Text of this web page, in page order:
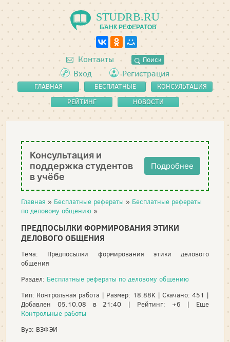
STUDRB.RU
БАНК РЕФЕРАТОВ
Контакты Поиск
Вход Регистрация
ГЛАВНАЯ
БЕСПЛАТНЫЕ
РЕФЕРАТЫ
КОНСУЛЬТАЦИЯ
РЕЙТИНГ
НОВОСТИ
Консультация и
поддержка студентов
в учёбе
Подробнее
Главная » Бесплатные рефераты » Бесплатные рефераты
по деловому общению »
ПРЕДПОСЫЛКИ ФОРМИРОВАНИЯ ЭТИКИ
ДЕЛОВОГО ОБЩЕНИЯ
Тема: Предпосылки формирования этики делового
общения
Раздел: Бесплатные рефераты по деловому общению
Тип: Контрольная работа | Размер: 18.88K | Скачано: 451 |
Добавлен 05.10.08 в 21:40 | Рейтинг: +6 | Еще
Контрольные работы
Вуз: ВЗФЭИ